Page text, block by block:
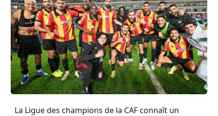
La Ligue des champions de la CAF connaît un